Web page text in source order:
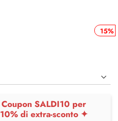
15%
Coupon SALDI10 per
10% di extra-sconto ✦